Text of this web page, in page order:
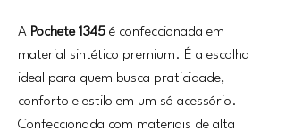
A Pochete 1345 é confeccionada em
material sintético premium. É a escolha
ideal para quem busca praticidade,
conforto e estilo em um só acessório.
Confeccionada com materiais de alta